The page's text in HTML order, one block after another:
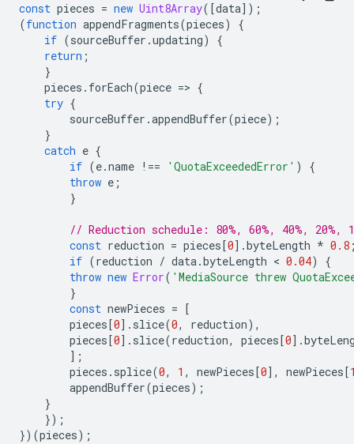
const pieces = new Uint8Array([data]);
(function appendFragments(pieces)
{
if (sourceBuffer .updating)
{
return ;
}
pieces . forEach(piece => {
try {
sourceBuffer .appendBuffer(piece);
}
catch e {
if (e.name !== 'QuotaExceededError' )
{
throw e ;
}
// Reduction schedule: 80%, 60%, 40%,
const reduction = pieces [0].byteLength * 0.8
if (reduction / data.byteLength < 0.04)
{
throw new Error( 'MediaSource threw
}
const newPieces =
[
pieces [0]. slice(0, reduction),
pieces [0]. slice(reduction, pieces [0].
];
pieces . splice(0, 1 , newPieces [0], newPieces [
appendBuffer(pieces);
}
});
})(pieces);